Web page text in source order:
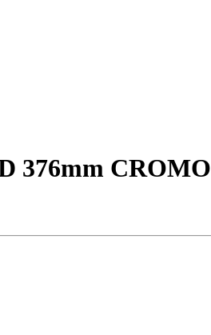
376mm CROMO